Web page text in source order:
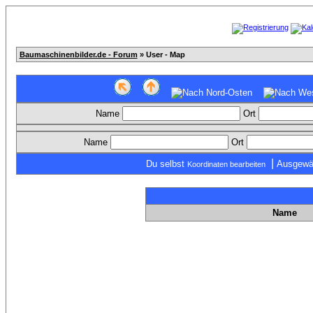
Baumaschinenbilder.de - Forum » User - Map
Name Ort
Name Ort
Du selbst Koordinaten bearbeiten
Name